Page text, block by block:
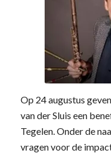
Op 24 augustus
van der Sluis een
Tegelen. Onder de
vragen voor de